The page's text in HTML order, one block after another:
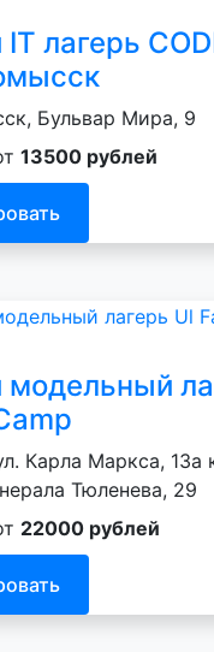
лагерь
Бульвар Мира, 9
13500 рублей
модельный
Карла Маркса, 13а
Тюленева, 29
22000 рублей